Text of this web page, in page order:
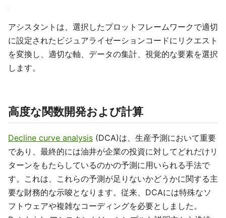
アシスタントは、選択したプロットフレームワークで適切
に設定されたビジュアライゼーションコードにリクエスト
を変換し、適切な軸、データの集計、視覚的な要素を選択
します。
高度な関数開発および計算
Decline curve analysis (DCA)は、生産予測において重要
であり、最終的には油井が企業の投資に対してどれだけリ
ターンをもたらしているのかの予測に用いられる手法で
す。これは、これらの予測が足りないかどうかに関する主
要な財務的な示唆となります。従来、DCAには特殊なソ
フトウェアや複雑なコーディングを必要としました。